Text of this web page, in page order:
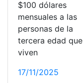
$100 dólares
mensuales a las
personas de la
tercera edad que
viven
17/11/2025